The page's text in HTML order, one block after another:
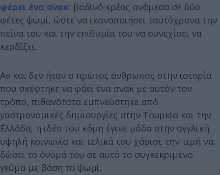
φέρει ένα σνακ: βοδινό κρέας ανάμεσα σε δύο
φέτες ψωμί, ώστε να ικανοποιήσει ταυτόχρονα την
πείνα του και την επιθυμία του να συνεχίσει να
κερδίζει.
Αν και δεν ήταν ο πρώτος άνθρωπος στην ιστορία
που σκέφτηκε να φάει ένα σνακ με αυτόν τον
τρόπο, πιθανότατα εμπνεύστηκε από
γαστρονομικές δημιουργίες στην Τουρκία και την
Ελλάδα, η ιδέα του κόμη έγινε μόδα στην αγγλική
υψηλή κοινωνία και τελικά του χάρισε την τιμή να
δώσει το όνομά του σε αυτό το συγκεκριμένο
γεύμα με βάση το ψωμί.